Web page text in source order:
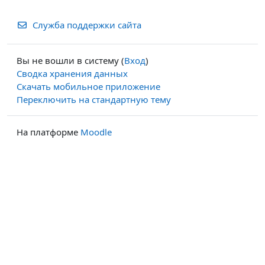
Служба поддержки сайта
Вы не вошли в систему (Вход)
Сводка хранения данных
Скачать мобильное приложение
Переключить на стандартную тему
На платформе Moodle